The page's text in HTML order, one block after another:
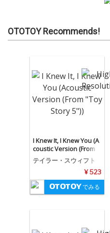
OTOTOY Recommends!
I Knew It, I Knew You (A
coustic Version (From
"Toy Story 5"))
テイラー・スウィフト
¥ 523
でみる